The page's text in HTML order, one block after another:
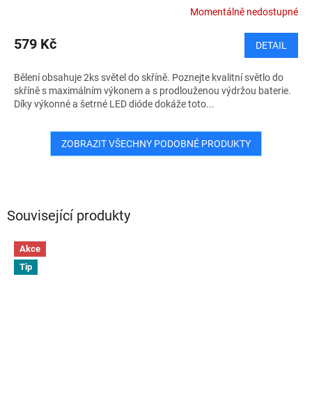
Související produkty
Akce
Tip
Momentálně nedostupné
579 Kč DETAIL
Bělení obsahuje 2ks světel do skříně. Poznejte kvalitní světlo do
skříně s maximálním výkonem a s prodlouženou výdržou baterie.
Díky výkonné a šetrné LED dióde dokáže toto...
ZOBRAZIT VŠECHNY PODOBNÉ PRODUKTY